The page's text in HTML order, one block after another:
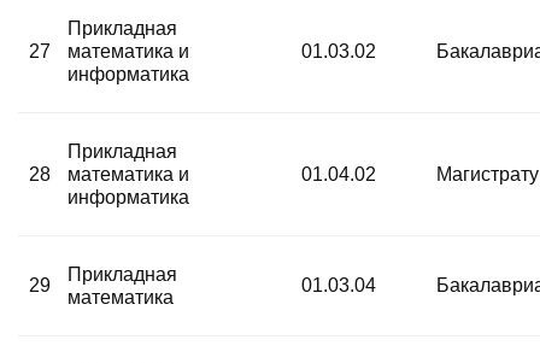
27
Прикладная
математика и
информатика
01.03.02
28
Прикладная
математика и
информатика
01.04.02
29
Прикладная
математика
01.03.04